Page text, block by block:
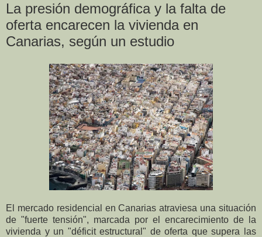
La presión demográfica y la falta de
oferta encarecen la vivienda en
Canarias, según un estudio
El mercado residencial en Canarias atraviesa una situación
de "fuerte tensión", marcada por el encarecimiento de la
vivienda y un "déficit estructural" de oferta que supera las